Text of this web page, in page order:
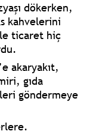
dökerken,
kahvelerini
ticaret hiç
akaryakıt,
gıda
göndermeye